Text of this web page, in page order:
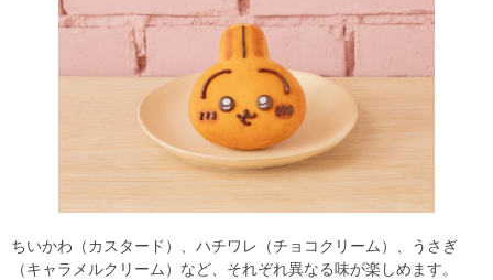
ちいかわ（カスタード）、ハチワレ（チョコクリーム）、うさぎ
（キャラメルクリーム）など、それぞれ異なる味が楽しめます。